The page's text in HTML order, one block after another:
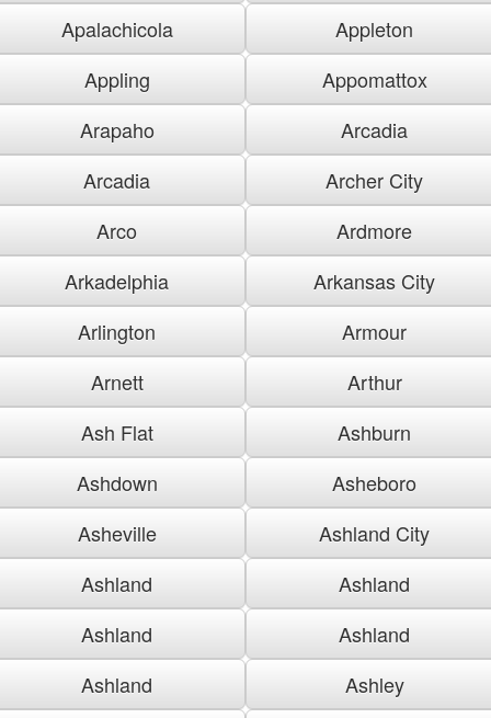
Apalachicola
Appleton
Appling
Appomattox
Arapaho
Arcadia
Arcadia
Archer City
Arco
Ardmore
Arkadelphia
Arkansas City
Arlington
Armour
Arnett
Arthur
Ash Flat
Ashburn
Ashdown
Asheboro
Asheville
Ashland City
Ashland
Ashland
Ashland
Ashland
Ashland
Ashley